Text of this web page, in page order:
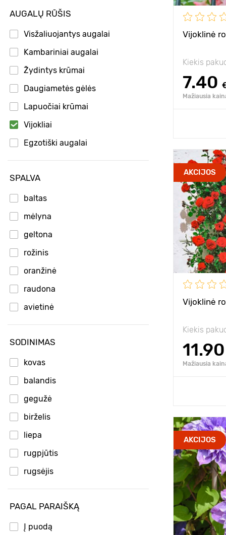
Visterijos
Vynvytis penkialapis
AUGALŲ RŪŠIS
Visžaliuojantys augalai
Kambariniai augalai
Žydintys krūmai
Daugiametės gėlės
Lapuočiai krūmai
Vijokliai
Egzotiški augalai
Puikūs pasiūlymai!
Dekoratyviniai augalai
Dekoratyviniai krūmai
SPALVA
baltas
mėlyna
geltona
rožinis
oranžinė
raudona
avietinė
violetinė
SODINIMAS
kovas
balandis
gegužė
birželis
liepa
rugpjūtis
rugsėjis
spalis
lapkritis
PAGAL PARAIŠKĄ
Į puodą
Vijoklinė
Kiekis
7.40
Mažiausia
Tarpai
Pozicija
AKCIJOS
Vijoklinė
Kiekis
11.90
Mažiausia
Type pots
Privalumai
Sodinuko
Aukštis
Tarpai
Pozicija
Atsparumas
AKCIJOS
Type pots
Privalumai
Aukštis
Tarpai